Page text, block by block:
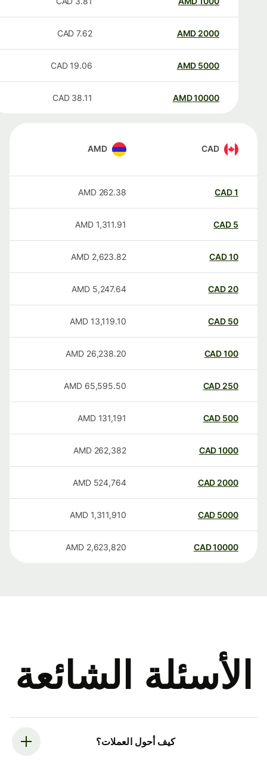
2000
AMD
7.62
CAD
5000
AMD
19.06
CAD
10000
AMD
38.11
CAD
CAD
AMD
CAD
262.38
AMD
CAD
1,311.91
AMD
CAD
2,623.82
AMD
20
CAD
5,247.64
AMD
50
CAD
13,119.10
AMD
100
CAD
26,238.20
AMD
250
CAD
65,595.50
AMD
500
CAD
131,191
AMD
1000
CAD
262,382
AMD
2000
CAD
524,764
AMD
5000
CAD
1,311,910
AMD
10000
CAD
2,623,820
AMD
الأسئلة الشائعة
كيف أحول العملات؟